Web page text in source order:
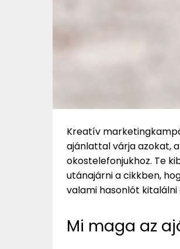
Kreatív
ajánlattal várja azokat,
okostelefonjukhoz. Te
utánajárni a cikkben,
valami hasonlót
Mi maga az